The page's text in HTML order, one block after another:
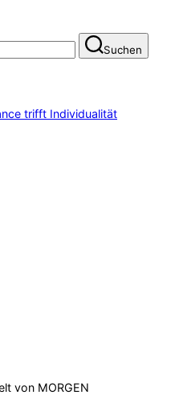
Suchen
trifft Individualität
von MORGEN